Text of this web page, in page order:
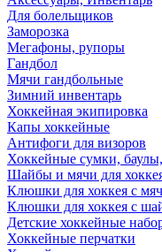
Для болельщиков
Заморозка
Мегафоны, рупоры
Гандбол
Мячи гандбольные
Зимний инвентарь
Хоккейная экипировка
Капы хоккейные
Антифоги для визоров
Хоккейные сумки,
Шайбы и мячи для
Клюшки для хоккея с
Клюшки для хоккея с
Детские хоккейные
Хоккейные перчатки